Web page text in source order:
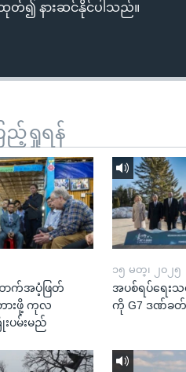
ထုတ်၍ နားဆင်နိုင်ပါသည်။
ည့်ရှုရန်
ာက်အပံ့ဖြတ်
ားဖို့ ကုလ
ပမ်းမည်
၁၅ မတ္၊ ၂၀၂၅
အပစ်ရပ်ရေးသ
ကို G7 ဒဏ်ခ